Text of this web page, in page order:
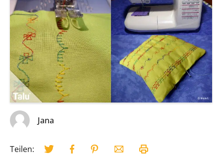
Jana
Teilen: